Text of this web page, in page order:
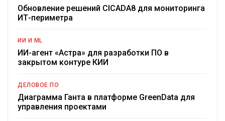
Обновление решений CICADA8 для мониторинга
ИТ-периметра
ИИ И ML
ИИ-агент «Астра» для разработки ПО в
закрытом контуре КИИ
ДЕЛОВОЕ ПО
Диаграмма Ганта в платформе GreenData для
управления проектами